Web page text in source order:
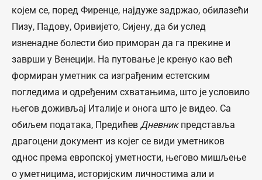
којем се, поред Фиренце, најдуже задржао, обилазећи
Пизу, Падову, Оривијето, Сијену, да би услед
изненадне болести био приморан да га прекине и
заврши у Венецији. На путовање је кренуо као већ
формиран уметник са изграђеним естетским
погледима и одређеним схватањима, што је условило
његов доживљај Италије и онога што је видео. Са
обиљем података, Предићев Дневникпредставља
драгоцени документ из којег се види уметников
однос према европској уметности, његово мишљење
о уметницима, историјским личностима али и